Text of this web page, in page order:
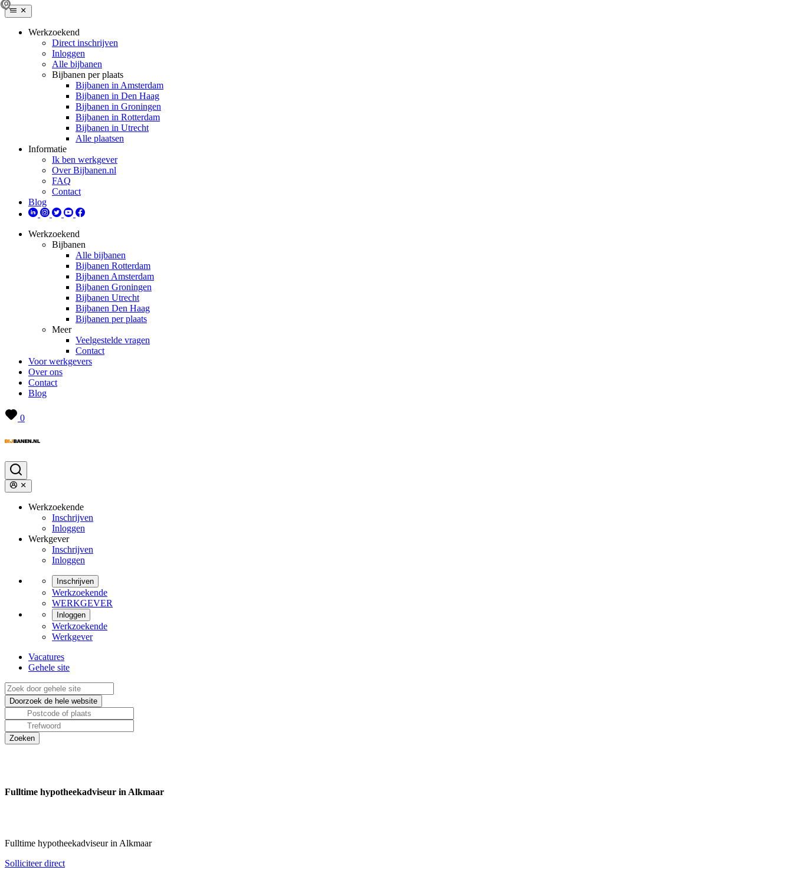
Werkzoekend
Direct inschrijven
Inloggen
Alle bijbanen
Bijbanen per plaats
Bijbanen in Amsterdam
Bijbanen in Den Haag
Bijbanen in Groningen
Bijbanen in Rotterdam
Bijbanen in Utrecht
Alle plaatsen
Informatie
Ik ben werkgever
Over Bijbanen.nl
FAQ
Contact
Blog
Werkzoekend
Bijbanen
Alle bijbanen
Bijbanen Rotterdam
Bijbanen Amsterdam
Bijbanen Groningen
Bijbanen Utrecht
Bijbanen Den Haag
Bijbanen per plaats
Meer
Veelgestelde vragen
Contact
Voor werkgevers
Over ons
Contact
Blog
0
Werkzoekende
Inschrijven
Inloggen
Werkgever
Inschrijven
Inloggen
Inschrijven
Werkzoekende
WERKGEVER
Inloggen
Werkzoekende
Werkgever
Vacatures
Gehele site
Fulltime hypotheekadviseur in Alkmaar
Fulltime hypotheekadviseur in Alkmaar
Solliciteer direct